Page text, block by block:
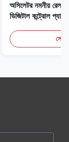
অসিলেটর নমনীয় রেল
ডিজিটাল কন্ট্রোল
সেরা